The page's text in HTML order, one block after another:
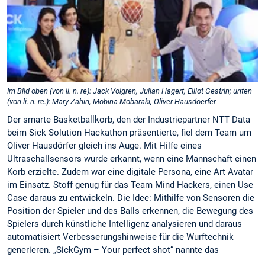
Im Bild oben (von li. n. re): Jack Volgren, Julian Hagert, Elliot Gestrin; unten
(von li. n. re.): Mary Zahiri, Mobina Mobaraki, Oliver Hausdoerfer
Der smarte Basketballkorb, den der Industriepartner NTT Data
beim Sick Solution Hackathon präsentierte, fiel dem Team um
Oliver Hausdörfer gleich ins Auge. Mit Hilfe eines
Ultraschallsensors wurde erkannt, wenn eine Mannschaft einen
Korb erzielte. Zudem war eine digitale Persona, eine Art Avatar
im Einsatz. Stoff genug für das Team Mind Hackers, einen Use
Case daraus zu entwickeln. Die Idee: Mithilfe von Sensoren die
Position der Spieler und des Balls erkennen, die Bewegung des
Spielers durch künstliche Intelligenz analysieren und daraus
automatisiert Verbesserungshinweise für die Wurftechnik
generieren. „SickGym – Your perfect shot“ nannte das